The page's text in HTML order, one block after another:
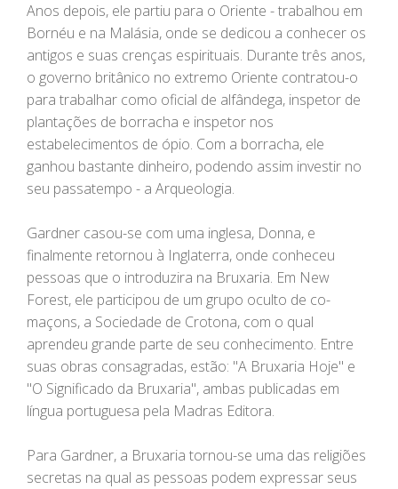
Anos depois, ele partiu para o Oriente - trabalhou em
Bornéu e na Malásia, onde se dedicou a conhecer os
antigos e suas crenças espirituais. Durante três anos,
o governo britânico no extremo Oriente contratou-o
para trabalhar como oficial de alfândega, inspetor de
plantações de borracha e inspetor nos
estabelecimentos de ópio. Com a borracha, ele
ganhou bastante dinheiro, podendo assim investir no
seu passatempo - a Arqueologia.
Gardner casou-se com uma inglesa, Donna, e
finalmente retornou à Inglaterra, onde conheceu
pessoas que o introduzira na Bruxaria. Em New
Forest, ele participou de um grupo oculto de co-
maçons, a Sociedade de Crotona, com o qual
aprendeu grande parte de seu conhecimento. Entre
suas obras consagradas, estão: "A Bruxaria Hoje" e
"O Significado da Bruxaria", ambas publicadas em
língua portuguesa pela Madras Editora.
Para Gardner, a Bruxaria tornou-se uma das religiões
secretas na qual as pessoas podem expressar seus